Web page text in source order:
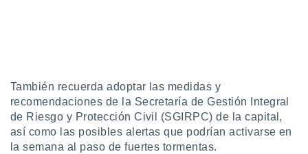
También recuerda adoptar las medidas y
recomendaciones de la Secretaría de Gestión Integral
de Riesgo y Protección Civil (SGIRPC) de la capital,
así como las posibles alertas que podrían activarse en
la semana al paso de fuertes tormentas.